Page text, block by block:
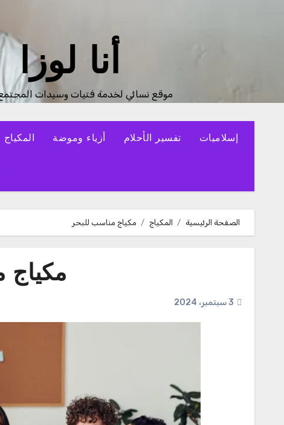
أنا لوزا
موقع نسائي لخدمة فتيات وسيدات
إسلاميات تفسير الأحلام أزياء وموضة المكياج
الصفحة الرئيسية المكياج مكياج مناسب للبحر
مكياج
3 سبتمبر، 2024